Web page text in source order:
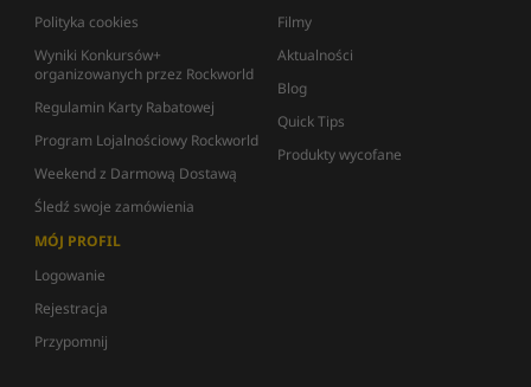
Polityka cookies
Wyniki Konkursów+
organizowanych przez Rockworld
Regulamin Karty Rabatowej
Program Lojalnościowy Rockworld
Weekend z Darmową Dostawą
Śledź swoje zamówienia
Filmy
Aktualności
Blog
Quick Tips
Produkty wycofane
MÓJ PROFIL
Logowanie
Rejestracja
Przypomnij